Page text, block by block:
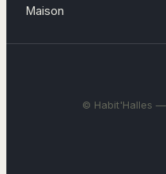
Maison
© Habit'Halles —